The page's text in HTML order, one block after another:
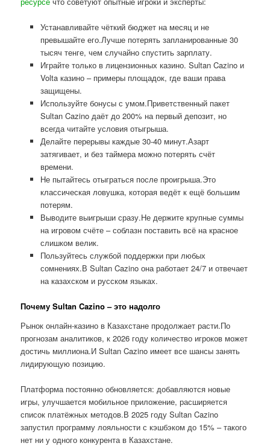
Устанавливайте чёткий бюджет на месяц и не
превышайте его.Лучше потерять запланированные 30
тысяч тенге, чем случайно спустить зарплату.
Играйте только в лицензионных казино. Sultan Cazino и
Volta казино – примеры площадок, где ваши права
защищены.
Используйте бонусы с умом.Приветственный пакет
Sultan Cazino даёт до 200% на первый депозит, но
всегда читайте условия отыгрыша.
Делайте перерывы каждые 30-40 минут.Азарт
затягивает, и без таймера можно потерять счёт
времени.
Не пытайтесь отыграться после проигрыша.Это
классическая ловушка, которая ведёт к ещё большим
потерям.
Выводите выигрыши сразу.Не держите крупные суммы
на игровом счёте – соблазн поставить всё на красное
слишком велик.
Пользуйтесь службой поддержки при любых
сомнениях.В Sultan Cazino она работает 24/7 и отвечает
на казахском и русском языках.
Почему Sultan Cazino – это надолго
Рынок онлайн-казино в Казахстане продолжает расти.По
прогнозам аналитиков, к 2026 году количество игроков может
достичь миллиона.И Sultan Cazino имеет все шансы занять
лидирующую позицию.
Платформа постоянно обновляется: добавляются новые
игры, улучшается мобильное приложение, расширяется
список платёжных методов.В 2025 году Sultan Cazino
запустил программу лояльности с кэшбэком до 15% – такого
нет ни у одного конкурента в Казахстане.